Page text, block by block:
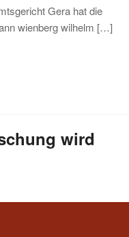
Gera hat die
wienberg wilhelm […]
wird